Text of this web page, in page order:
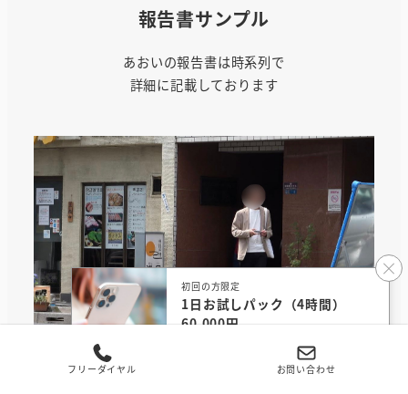
報告書サンプル
あおいの報告書は時系列で
詳細に記載しております
10:38
1日お試しパック（4時間）
60,000円
初回の方限定
無料相談する
フリーダイヤル お問い合わせ